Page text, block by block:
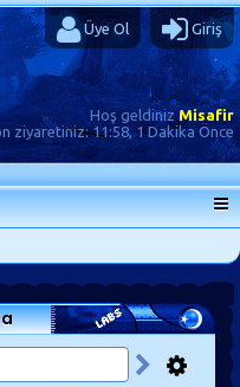
Üye Ol Giriş
Hoş geldinizMisafir
ziyaretiniz:11:58, 1 Dakika Önce